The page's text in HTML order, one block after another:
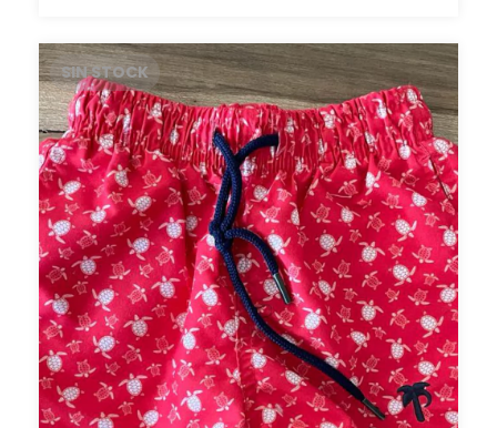
SIN STOCK